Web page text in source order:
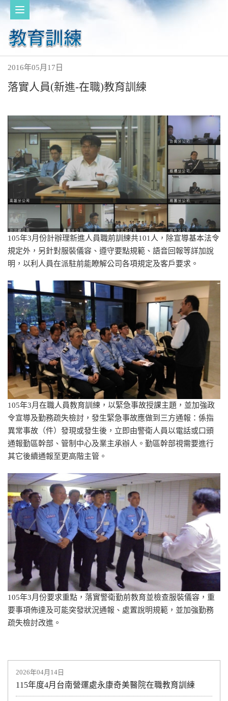
2026年04月14日
115年度4月台南營運處永康奇美醫院在職教育訓練
2016年05月17日
落實人員(新進-在職)教育訓練
105年3月份計辦理新進人員職前訓練共101人，除宣導基本法令
規定外，另針對服裝儀容、遵守要點規範、語音回報等詳加說
明，以利人員在派駐前能瞭解公司各項規定及客戶要求。
105年3月在職人員教育訓練，以緊急事故授課主題，並加強政
令宣導及勤務疏失檢討，發生緊急事故應做到三方通報：係指
異常事故（件）發現或發生後，立即由警衛人員以電話或口頭
通報勤區幹部、管制中心及業主承辦人。勤區幹部視需要進行
其它後續通報至更高階主管。
105年3月份要求重點，落實警衛勤前教育並檢查服裝儀容，重
要事項佈達及可能突發狀況通報、處置說明規範，並加強勤務
疏失檢討改進。